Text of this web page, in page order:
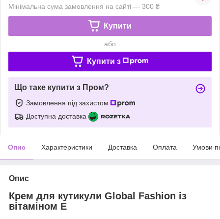
Мінімальна сума замовлення на сайті — 300 ₴
Купити
або
Купити з
Що таке купити з Пром?
Замовлення під захистом
Доступна доставка
Опис Характеристики Доставка Оплата Умови
Опис
Крем для кутикули Global Fashion із
вітаміном E